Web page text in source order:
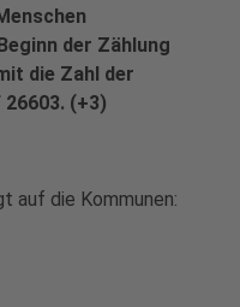
der Zählung
die Zahl der
(+3)
auf die Kommunen: